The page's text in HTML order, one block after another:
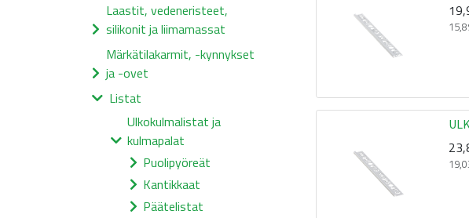
Laastit, vedeneristeet,
silikonit ja liimamassat
Märkätilakarmit, -kynnykset
ja -ovet
Listat
Ulkokulmalistat ja
kulmapalat
Puolipyöreät
Kantikkaat
Päätelistat